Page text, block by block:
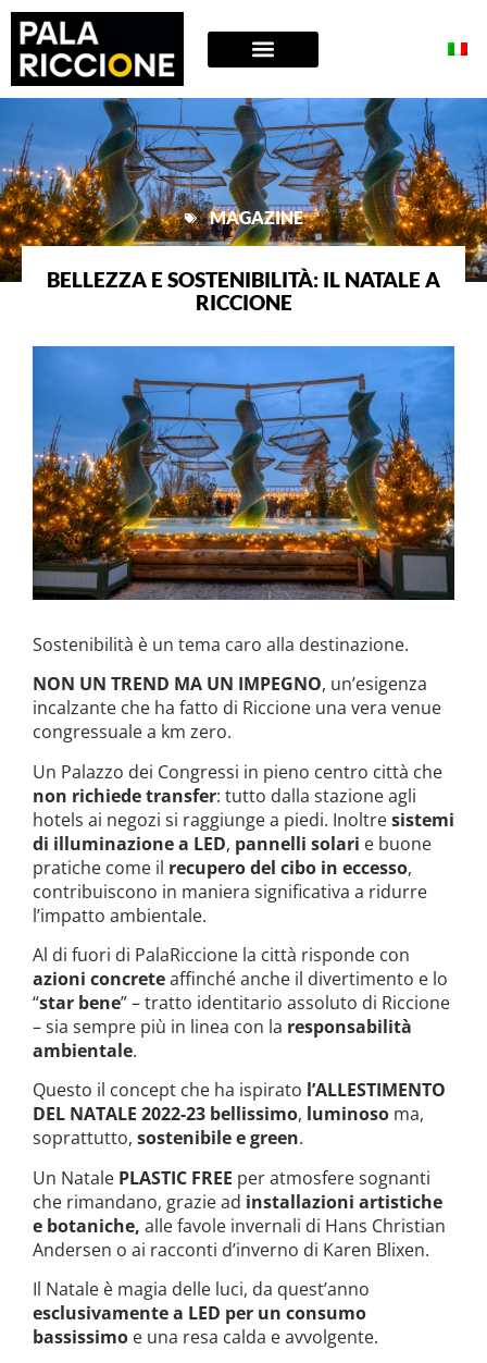
MAGAZINE
BELLEZZA E SOSTENIBILITÀ: IL NATALE A
RICCIONE
Sostenibilità è un tema caro alla destinazione.
NON UN TREND MA UN IMPEGNO, un’esigenza
incalzante che ha fatto di Riccione una vera venue
congressuale a km zero.
Un Palazzo dei Congressi in pieno centro città che
non richiede transfer: tutto dalla stazione agli
hotels ai negozi si raggiunge a piedi. Inoltresistemi
di illuminazione a LED, pannelli solari e buone
pratiche come il recupero del cibo in eccesso,
contribuiscono in maniera significativa a ridurre
l’impatto ambientale.
Al di fuori di PalaRiccione la città risponde con
azioni concreteaffinché anche il divertimento e lo
“star bene” – tratto identitario assoluto di Riccione
– sia sempre più in linea con la responsabilità
ambientale.
Questo il concept che ha ispirato l’ALLESTIMENTO
DEL NATALE 2022-23 bellissimo, luminoso ma,
soprattutto, sostenibile e green.
Un Natale PLASTIC FREE per atmosfere sognanti
che rimandano, grazie ad installazioni artistiche
e botaniche, alle favole invernali di Hans Christian
Andersen o ai racconti d’inverno di Karen Blixen.
Il Natale è magia delle luci, da quest’anno
esclusivamente a LED per un consumo
bassissimo e una resa calda e avvolgente.